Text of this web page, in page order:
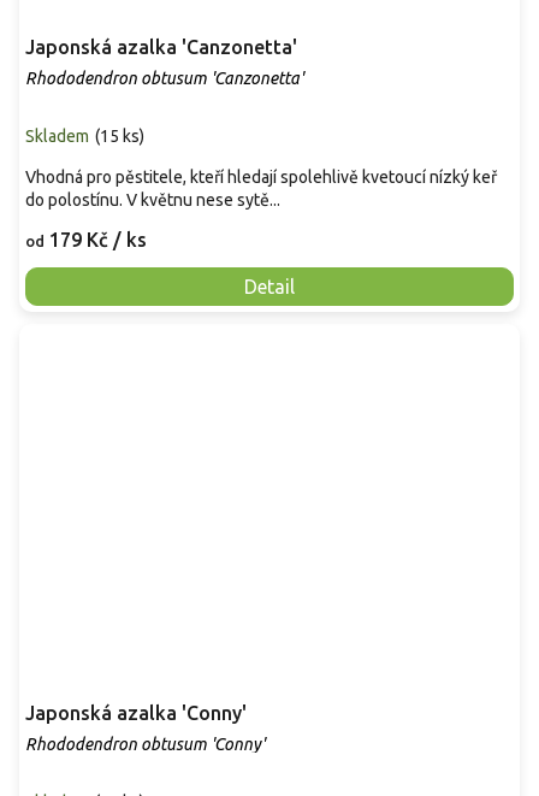
Japonská azalka 'Canzonetta'
Rhododendron obtusum 'Canzonetta'
Skladem (15 ks)
od 179 Kč / ks
Detail
Vhodná pro pěstitele, kteří hledají spolehlivě kvetoucí nízký keř
do polostínu. V květnu nese sytě...
Japonská azalka 'Conny'
Rhododendron obtusum 'Conny'